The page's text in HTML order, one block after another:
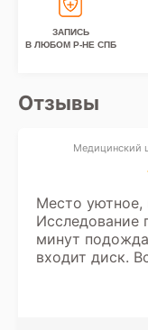
ЗАПИСЬ
В ЛЮБОМ Р-НЕ СПБ
Отзывы
Медицинский
Место уютное,
Исследование
минут
входит диск.